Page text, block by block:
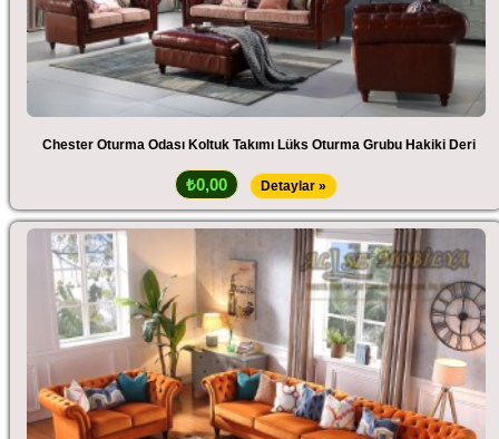
Chester Oturma Odası Koltuk Takımı Lüks Oturma Grubu Hakiki Deri
₺0,00 Detaylar »